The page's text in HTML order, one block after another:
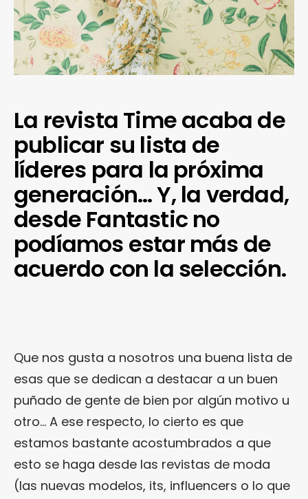
La revista Time acaba de
publicar su lista de
líderes para la próxima
generación… Y, la verdad,
desde Fantastic no
podíamos estar más de
acuerdo con la selección.
Que nos gusta a nosotros una buena lista de
esas que se dedican a destacar a un buen
puñado de gente de bien por algún motivo u
otro… A ese respecto, lo cierto es que
estamos bastante acostumbrados a que
esto se haga desde las revistas de moda
(las nuevas modelos, its, influencers o lo que